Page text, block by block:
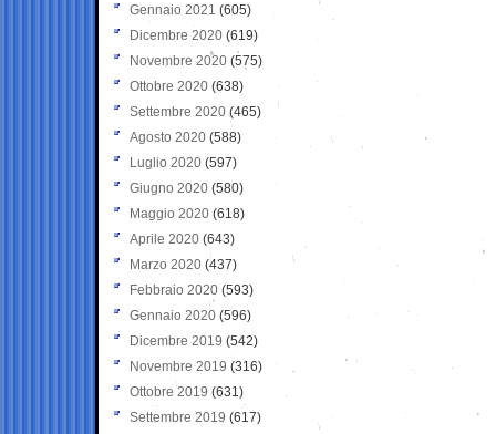
Gennaio 2021 (605)
Dicembre 2020 (619)
Novembre 2020 (575)
Ottobre 2020 (638)
Settembre 2020(465)
Agosto 2020 (588)
Luglio 2020 (597)
Giugno 2020 (580)
Maggio 2020 (618)
Aprile 2020 (643)
Marzo 2020 (437)
Febbraio 2020 (593)
Gennaio 2020 (596)
Dicembre 2019 (542)
Novembre 2019 (316)
Ottobre 2019 (631)
Settembre 2019 (617)